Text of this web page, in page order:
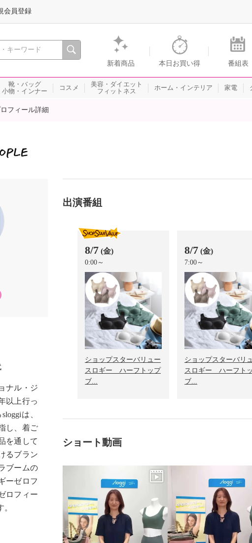
おどる、瞬間を。通販・テレビショッピングのショップチャンネル
新着商品 本日お買い得 番組表
会員登録
靴・バッグ
小物・インナー
コスメ
美容・ダイエット
フィットネス
ホーム・インテリア 家電
フィール詳細
ナル・ジ
以上行っ
は、
し、着ご
を通して
るブラン
ブームの
ーゼロフ
ロフィー
。
出演番組
8/7 (金)
0:00～
ショップスターバリュー
スロギー ハーフトップ
ブ...
8/7 (金)
7:00～
ショップスターバリ
スロギー ハーフト
ブ...
ショート動画